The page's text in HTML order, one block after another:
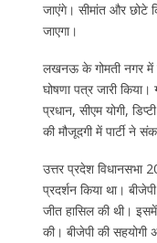
जाएंगे। सीमांत और छोटे
जाएगा।
लखनऊ के गोमती नगर में
घोषणा पत्र जारी किया।
प्रधान, सीएम योगी,
की मौजूदगी में पार्टी ने
उत्तर प्रदेश विधानसभा
प्रदर्शन किया था।
जीत हासिल की थी।
की। बीजेपी की